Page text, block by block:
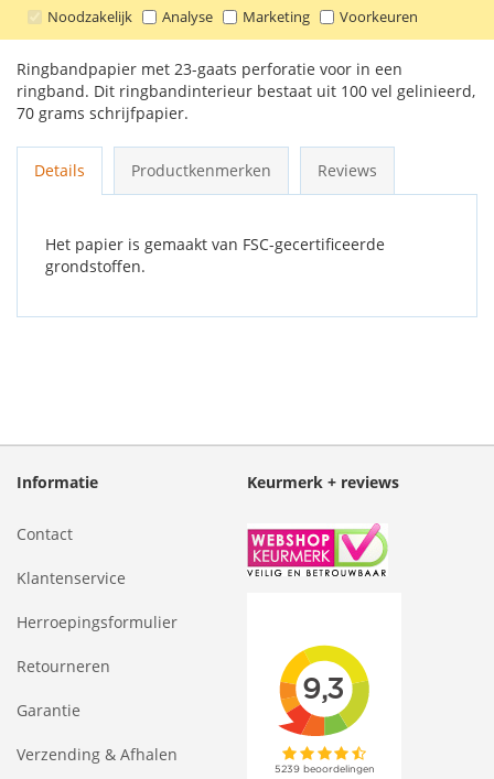
Noodzakelijk Analyse Marketing Voorkeuren
TOEVOEGEN OM TE VERGELIJKEN
Ringbandpapier met 23-gaats perforatie voor in een
ringband. Dit ringbandinterieur bestaat uit 100 vel gelinieerd,
70 grams schrijfpapier.
Details Productkenmerken Reviews
Het papier is gemaakt van FSC-gecertificeerde
grondstoffen.
Informatie
Contact
Klantenservice
Herroepingsformulier
Retourneren
Garantie
Verzending & Afhalen
Keurmerk + reviews